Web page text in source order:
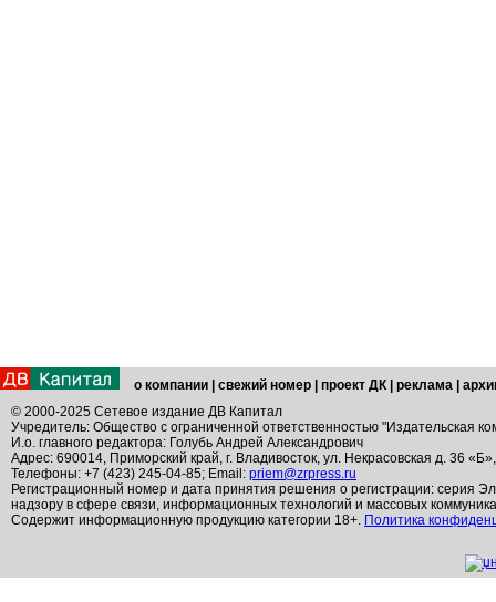
о компании свежий номер проект ДК реклама
© 2000-2025 Сетевое издание ДВ Капитал
Учредитель: Общество с ограниченной ответственностью "Издательская
И.о. главного редактора: Голубь Андрей Александрович
Адрес: 690014, Приморский край, г. Владивосток, ул. Некрасовская д. 36
Телефоны: +7 (423) 245-04-85; Email: priem@zrpress.ru
Регистрационный номер и дата принятия решения о регистрации: серия
надзору в сфере связи, информационных технологий и массовых
Содержит информационную продукцию категории 18+. Политика